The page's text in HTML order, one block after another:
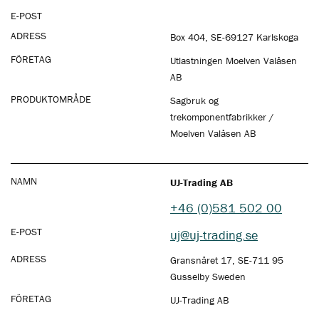
E-POST
ADRESS
Box 404, SE-69127 Karlskoga
FÖRETAG
Utlastningen Moelven Valåsen
AB
PRODUKTOMRÅDE
Sagbruk og
trekomponentfabrikker /
Moelven Valåsen AB
NAMN UJ-Trading AB
+46 (0)581 502 00
E-POST uj@uj-trading.se
ADRESS
Gransnåret 17, SE-711 95
Gusselby Sweden
FÖRETAG
UJ-Trading AB